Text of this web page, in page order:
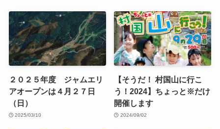
２０２５年度 ジャムエリ
アオープンは４月２７日
（日）
2025/03/10
【そうだ！ 村国山に行こ
う！2024】ちょっと※だけ
開催します
2024/09/02